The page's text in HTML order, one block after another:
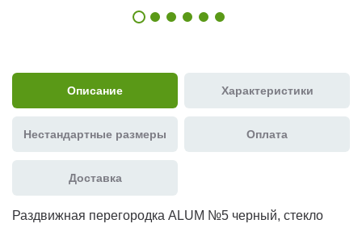
Описание Характеристики
Нестандартные размеры Оплата
Доставка
Раздвижная перегородка ALUM №5 черный, стекло